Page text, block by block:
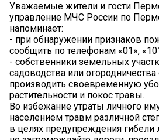
Уважаемые жители и гости
управление МЧС России по
напоминает:
- при обнаружении признаков
сообщить по телефонам «01»,
- собственники земельных
садоводства или
производить своевременную
растительности и покос травы.
Во избежание утраты личного
населением травм различной
в целях предупреждения